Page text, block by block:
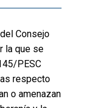
Consejo
la que se
PESC
respecto
o amenazan